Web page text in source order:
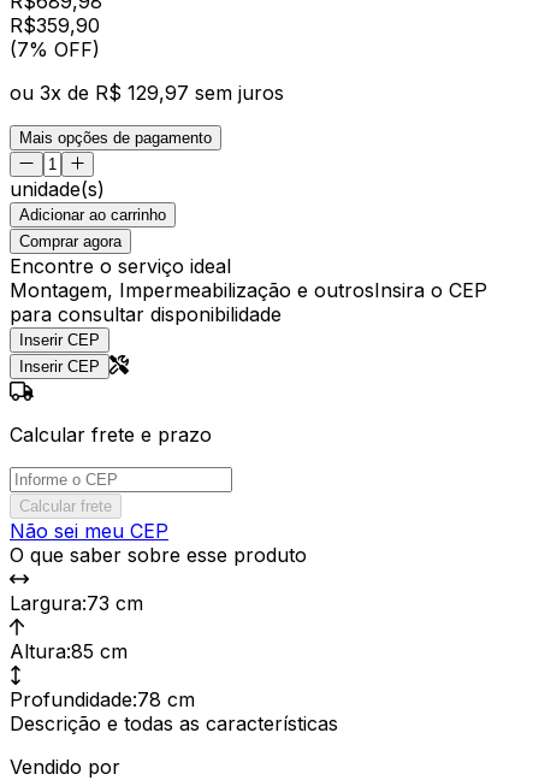
R$359,90
(7% OFF)
ou 3x de R$ 129,97 sem juros
Mais opções de pagamento
unidade(s)
Adicionar ao carrinho
Comprar agora
Encontre o serviço ideal
Montagem, Impermeabilização e outrosInsira o CEP
para consultar disponibilidade
Inserir CEP
Inserir CEP
Calcular frete e prazo
Calcular frete
Não sei meu CEP
O que saber sobre esse produto
Largura:73 cm
Altura:85 cm
Profundidade:78 cm
Descrição e todas as características
Vendido por